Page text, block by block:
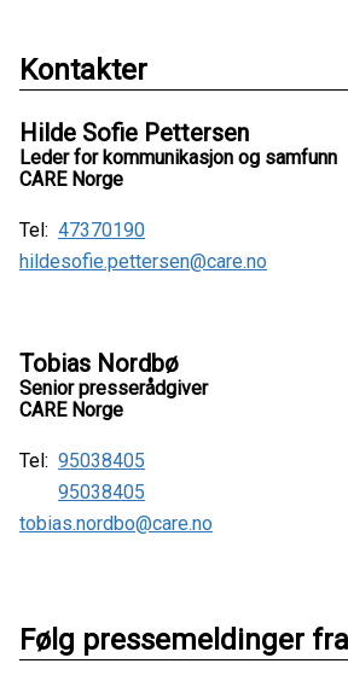
Kontakter
Hilde Sofie Pettersen
Leder for kommunikasjon og samfunn
CARE Norge
Tel: 47370190
hildesofie.pettersen@care.no
Tobias Nordbø
Senior presserådgiver
CARE Norge
Tel: 95038405
95038405
tobias.nordbo@care.no
Følg pressemeldinger